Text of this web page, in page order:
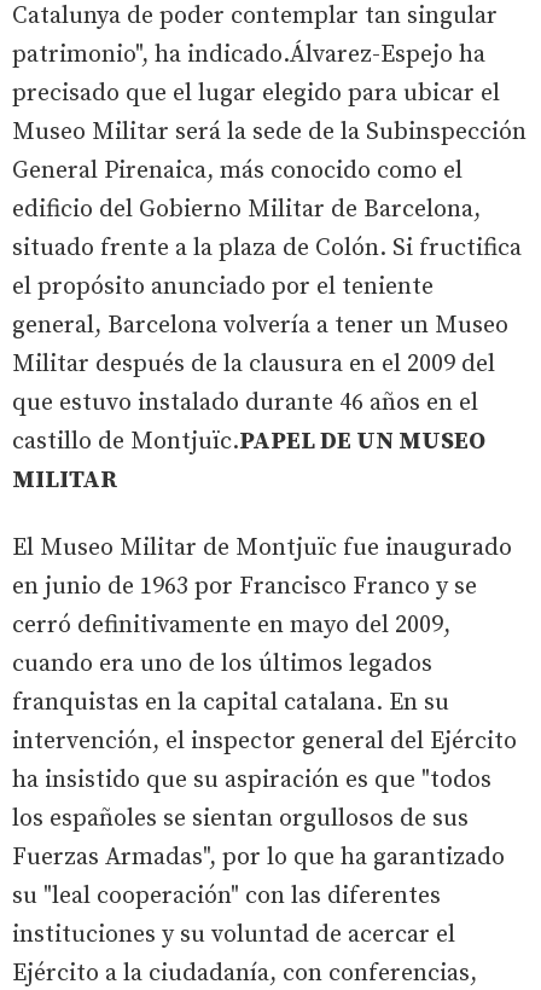
Catalunya de poder contemplar tan singular
patrimonio", ha indicado.Álvarez-Espejo ha
precisado que el lugar elegido para ubicar el
Museo Militar será la sede de la Subinspección
General Pirenaica, más conocido como el
edificio del Gobierno Militar de Barcelona,
situado frente a la plaza de Colón. Si fructifica
el propósito anunciado por el teniente
general, Barcelona volvería a tener un Museo
Militar después de la clausura en el 2009 del
que estuvo instalado durante 46 años en el
castillo de Montjuïc.PAPEL DE UN MUSEO
MILITAR
El Museo Militar de Montjuïc fue inaugurado
en junio de 1963 por Francisco Franco y se
cerró definitivamente en mayo del 2009,
cuando era uno de los últimos legados
franquistas en la capital catalana. En su
intervención, el inspector general del Ejército
ha insistido que su aspiración es que "todos
los españoles se sientan orgullosos de sus
Fuerzas Armadas", por lo que ha garantizado
su "leal cooperación" con las diferentes
instituciones y su voluntad de acercar el
Ejército a la ciudadanía, con conferencias,